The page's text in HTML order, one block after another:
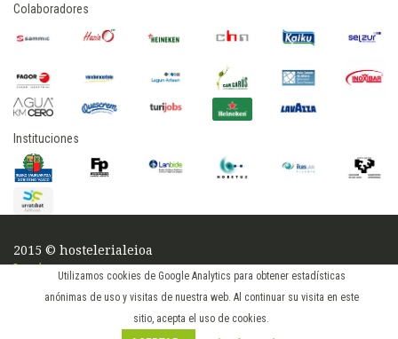
Utilizamos cookies de Google Analytics para obtener estadísticas
anónimas de uso y visitas de nuestra web. Al continuar su visita en este
sitio, acepta el uso de cookies.
Colaboradores
Instituciones
2015 © hostelerialeioa
Log in